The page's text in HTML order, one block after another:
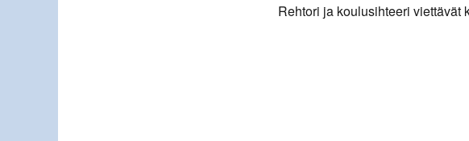
Rehtori ja koulusihteeri viettävät